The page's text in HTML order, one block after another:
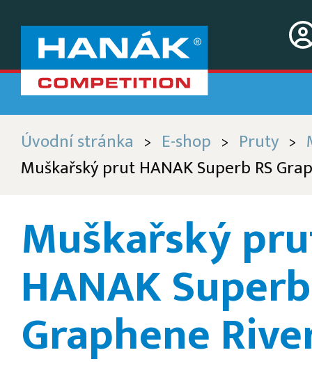
Úvodní stránka > E-shop > Pruty >
Muškařský prut HANAK Superb RS
Muškařský
HANAK
Graphene